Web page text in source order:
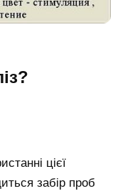
цієї
забір проб